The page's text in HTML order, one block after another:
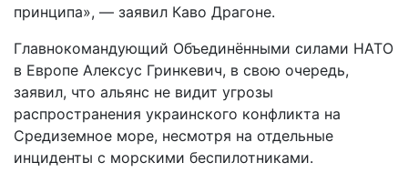
принципа», — заявил Каво Драгоне.
Главнокомандующий Объединёнными силами НАТО
в Европе Алексус Гринкевич, в свою очередь,
заявил, что альянс не видит угрозы
распространения украинского конфликта на
Средиземное море, несмотря на отдельные
инциденты с морскими беспилотниками.